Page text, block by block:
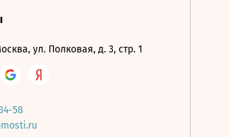
ул. Полковая, д. 3, стр. 1
58